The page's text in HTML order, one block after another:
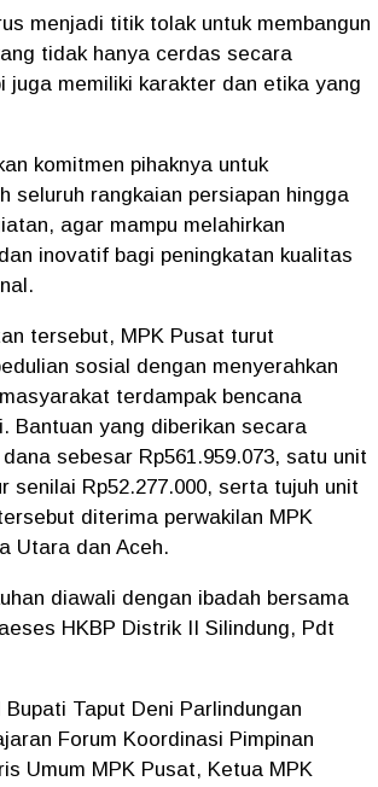
menjadi titik tolak untuk membangun
tidak hanya cerdas secara
juga memiliki karakter dan etika yang
komitmen pihaknya untuk
seluruh rangkaian persiapan hingga
agar mampu melahirkan
inovatif bagi peningkatan kualitas
tersebut, MPK Pusat turut
sosial dengan menyerahkan
terdampak bencana
Bantuan yang diberikan secara
sebesar Rp561.959.073, satu unit
senilai Rp52.277.000, serta tujuh unit
diterima perwakilan MPK
Utara dan Aceh.
diawali dengan ibadah bersama
HKBP Distrik II Silindung, Pdt
Taput Deni Parlindungan
Forum Koordinasi Pimpinan
Umum MPK Pusat, Ketua MPK